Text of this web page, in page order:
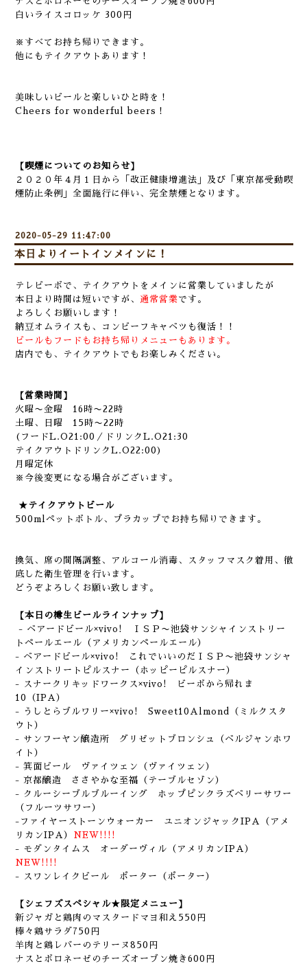
白いライスコロッケ 300円
※すべてお持ち帰りできます。
他にもテイクアウトあります！
美味しいビールと楽しいひと時を！
Cheers for wonderful beers！
【喫煙についてのお知らせ】
２０２０年４月１日から「改正健康増進法」及び「東京都受動喫
煙防止条例」全面施行に伴い、完全禁煙となります。
2020-05-29 11:47:00
本日よりイートインメインに！
テレビーボで、テイクアウトをメインに営業していましたが
本日より時間は短いですが、 通常営業です。
よろしくお願いします！
納豆オムライスも、コンビーフキャベツも復活！！
ビールもフードもお持ち帰りメニューもあります。
店内でも、テイクアウトでもお楽しみください。
【営業時間】
火曜〜金曜 16時〜22時
土曜、日曜 15時〜22時
(フードL.O21:00／ドリンクL.O21:30
テイクアウトドリンクL.O22:00)
月曜定休
※今後変更になる場合がございます。
★テイクアウトビール
500mlペットボトル、プラカップでお持ち帰りできます。
換気、席の間隔調整、アルコール消毒、スタッフマスク着用、徹
底した衛生管理を行います。
どうぞよろしくお願い致します。
【本日の樽生ビールラインナップ】
- ベアードビール×vivo! ＩＳＰ〜池袋サンシャインストリー
トペールエール（アメリカンペールエール）
- ベアードビール×vivo! これでいいのだＩＳＰ〜池袋サンシャ
インストリートピルスナー（ホッピーピルスナー）
- スナークリキッドワークス×vivo! ビーボから帰れま
10（IPA）
- うしとらブルワリー×vivo! Sweet10Almond（ミルクスタ
ウト）
- サンフーヤン醸造所 グリゼットブロンシュ（ベルジャンホワ
イト）
- 箕面ビール ヴァイツェン（ヴァイツェン）
- 京都醸造 ささやかな至福（テーブルセゾン）
- クルーシーブルブルーイング ホップピンクラズベリーサワー
（フルーツサワー）
-ファイヤーストーンウォーカー ユニオンジャックIPA（アメ
リカンIPA） NEW!!!!
- モダンタイムス オーダーヴィル（アメリカンIPA）
NEW!!!!
- スワンレイクビール ポーター（ポーター）
【シェフズスペシャル★限定メニュー】
新ジャガと鶏肉のマスタードマヨ和え550円
棒々鶏サラダ750円
羊肉と鶏レバーのテリーヌ850円
ナスとボロネーゼのチーズオーブン焼き600円